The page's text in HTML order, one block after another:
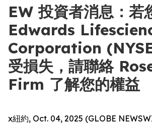
EW 投資者消息：若
Edwards
Corporation
受損失，請聯絡
Firm 了解您的權益
x紐約, Oct. 04, 2025 (GLOBE